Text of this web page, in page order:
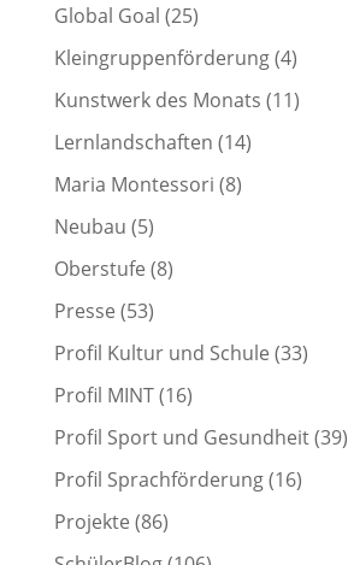
Global Goal (25)
Kleingruppenförderung(4)
Kunstwerk des Monats (11)
Lernlandschaften (14)
Maria Montessori (8)
Neubau (5)
Oberstufe (8)
Presse (53)
Profil Kultur und Schule (33)
Profil MINT(16)
Profil Sport und Gesundheit(39)
Profil Sprachförderung(16)
Projekte (86)